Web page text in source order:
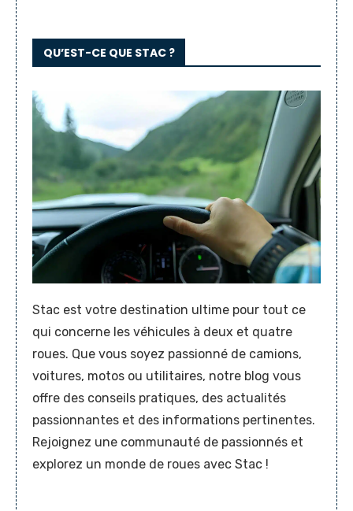
QU’EST-CE QUE STAC ?
Stac est votre destination ultime pour tout ce
qui concerne les véhicules à deux et quatre
roues. Que vous soyez passionné de camions,
voitures, motos ou utilitaires, notre blog vous
offre des conseils pratiques, des actualités
passionnantes et des informations pertinentes.
Rejoignez une communauté de passionnés et
explorez un monde de roues avec Stac !